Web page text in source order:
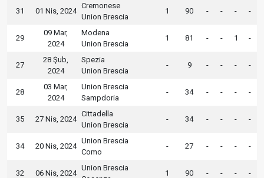
31 01 Nis, 2024
Cremonese
Union Brescia
1 90 - - - -
29
09 Mar,
2024
Modena
Union Brescia
1 81 - - 1 -
27
28 Şub,
2024
Spezia
Union Brescia
- 9 - - - -
28
03 Mar,
2024
Union Brescia
Sampdoria
- 34 - - - -
35 27 Nis, 2024
Cittadella
Union Brescia
- 34 - - - -
34 20 Nis, 2024
Union Brescia
Como
- 27 - - - -
32 06 Nis, 2024
Union Brescia
1 90 - - - -